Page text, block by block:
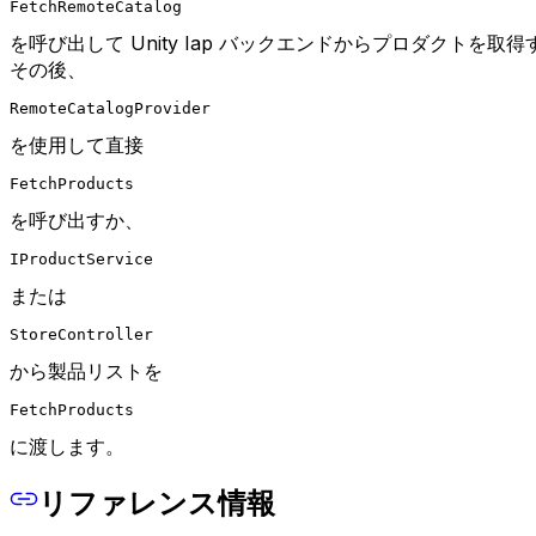
FetchRemoteCatalog
を呼び出して Unity Iap バックエンドからプロダクトを取得
その後、
RemoteCatalogProvider
を使用して直接
FetchProducts
を呼び出すか、
IProductService
または
StoreController
から製品リストを
FetchProducts
に渡します。
リファレンス情報